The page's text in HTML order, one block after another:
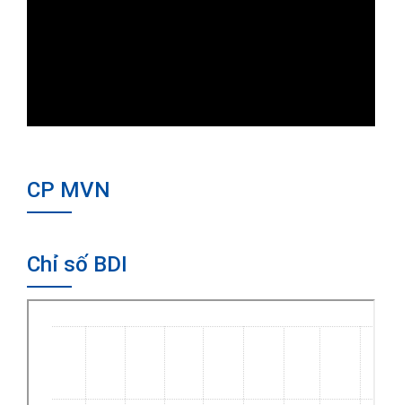
CP MVN
Chỉ số BDI